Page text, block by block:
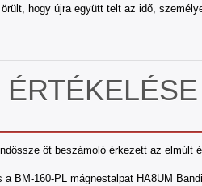
hogy újra együtt telt az idő,
öt beszámoló érkezett az elmúlt
BM-160-PL mágnestalpat HA8UM